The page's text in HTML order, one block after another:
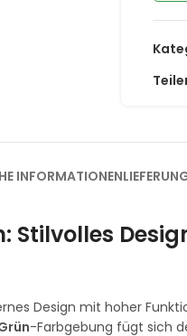
INFORMATIONEN
Stilvolles
Design mit hoher
-Farbgebung fügt sich